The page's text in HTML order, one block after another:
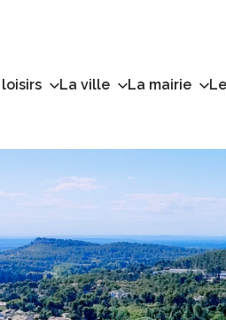
La ville La mairie